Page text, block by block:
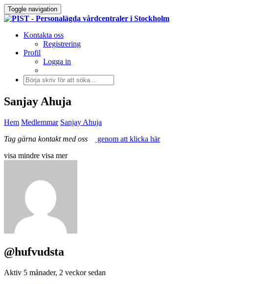
Toggle navigation
Kontakta oss
Registrering
Profil
Logga in
Sanjay Ahuja
Hem Medlemmar Sanjay Ahuja
Tag gärna kontakt med oss
genom att klicka här
visa mindre visa mer
@hufvudsta
Aktiv 5 månader, 2 veckor sedan